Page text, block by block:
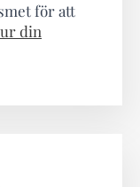
för att
din